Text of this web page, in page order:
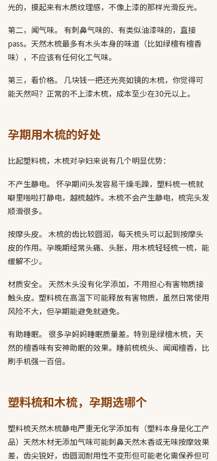
光的，摸起来有木质纹理感，不像上漆的那样光滑反光。
第二，闻气味。 有刺鼻气味的、有类似油漆味的，直接
pass。天然木梳最多有木头本身的味道（比如绿檀有檀香
味），不应该有任何化工气味。
第三，看价格。 几块钱一把还光亮如镜的木梳，你觉得可
能天然吗？正常的不上漆木梳，成本至少在30元以上。
孕期用木梳的好处
比起塑料梳，木梳对孕妇来说有几个明显优势：
不产生静电。 怀孕期间头发容易干燥毛躁，塑料梳一梳就
噼里啪啦打静电，越梳越炸。木梳不会产生静电，梳完头发
顺滑很多。
按摩头皮。 木梳的齿比较圆润，每天梳头可以起到按摩头
皮的作用。孕晚期经常头痛、头胀，用木梳轻轻梳一梳，能
缓解不少。
材质安全。 天然木头没有化学添加，不用担心有害物质接
触头皮。塑料梳在高温下可能释放有害物质，虽然日常使用
风险不大，但孕期能避免就避免。
有助睡眠。 很多孕妈妈睡眠质量差。特别是绿檀木梳，天
然的檀香味有安神助眠的效果。睡前梳梳头、闻闻檀香，比
刷手机强一百倍。
塑料梳和木梳，孕期选哪个
塑料梳天然木梳静电严重无化学添加有（塑料本身是化工产
品）天然木材无添加气味可能刺鼻天然木香或无味按摩效果
差，齿尖锐好，齿圆润耐用性不变形但可能老化需保养但可